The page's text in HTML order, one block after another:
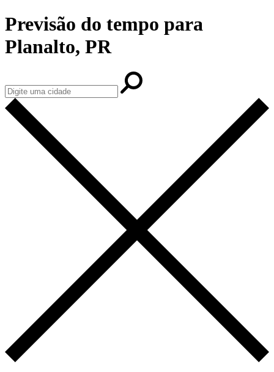
Previsão do tempo para
Planalto, PR